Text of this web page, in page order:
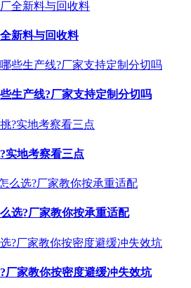
新料与回收料
生产线?厂家支持定制分切吗
实地考察看三点
选?厂家教你按承重适配
厂家教你按密度避缓冲失效坑